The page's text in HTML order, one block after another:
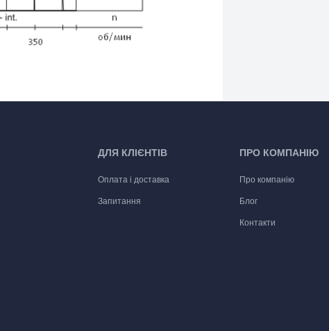
ДЛЯ КЛІЄНТІВ
Оплата і доставка
Запитання
ПРО КОМПАНІЮ
Про компанію
Блог
Контакти